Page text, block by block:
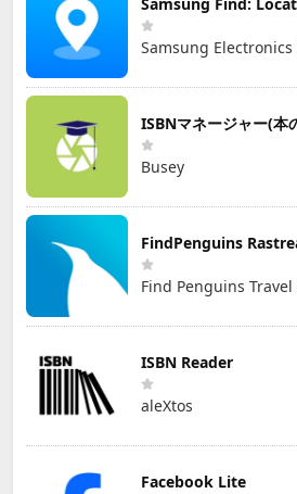
Samsung Electronics
Busey
FindPenguins
Find Penguins Travel
ISBN Reader
aleXtos
Facebook Lite